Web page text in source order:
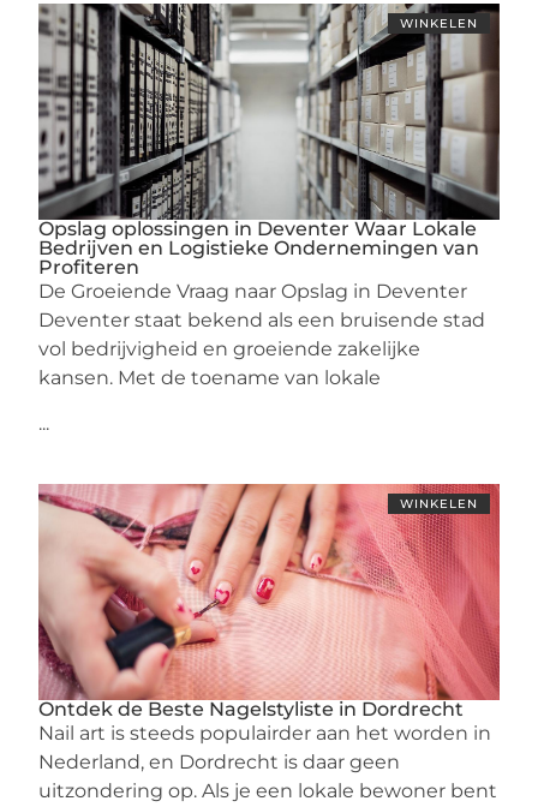
WINKELEN
Opslag oplossingen in Deventer Waar Lokale
Bedrijven en Logistieke Ondernemingen van
Profiteren
De Groeiende Vraag naar Opslag in Deventer
Deventer staat bekend als een bruisende stad
vol bedrijvigheid en groeiende zakelijke
kansen. Met de toename van lokale
...
WINKELEN
Ontdek de Beste Nagelstyliste in Dordrecht
Nail art is steeds populairder aan het worden in
Nederland, en Dordrecht is daar geen
uitzondering op. Als je een lokale bewoner bent